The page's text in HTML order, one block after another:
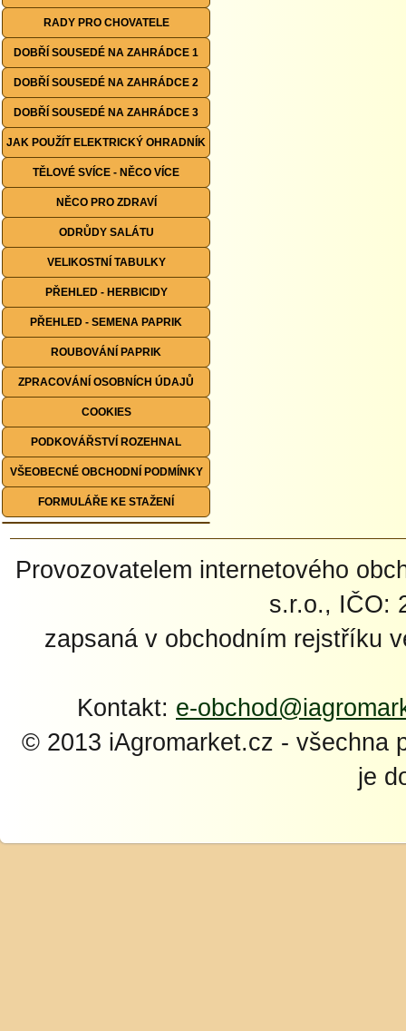
RADY PRO CHOVATELE
DOBŘÍ SOUSEDÉ NA ZAHRÁDCE 1
DOBŘÍ SOUSEDÉ NA ZAHRÁDCE 2
DOBŘÍ SOUSEDÉ NA ZAHRÁDCE 3
JAK POUŽÍT ELEKTRICKÝ OHRADNÍK
TĚLOVÉ SVÍCE - NĚCO VÍCE
NĚCO PRO ZDRAVÍ
ODRŮDY SALÁTU
VELIKOSTNÍ TABULKY
PŘEHLED - HERBICIDY
PŘEHLED - SEMENA PAPRIK
ROUBOVÁNÍ PAPRIK
ZPRACOVÁNÍ OSOBNÍCH ÚDAJŮ
COOKIES
PODKOVÁŘSTVÍ ROZEHNAL
VŠEOBECNÉ OBCHODNÍ PODMÍNKY
FORMULÁŘE KE STAŽENÍ
Provozovatelem internetového
s.r.o., IČO:
zapsaná v obchodním rejstříku
Kontakt: e-
© 2013 iAgromarket.cz - všechna
je